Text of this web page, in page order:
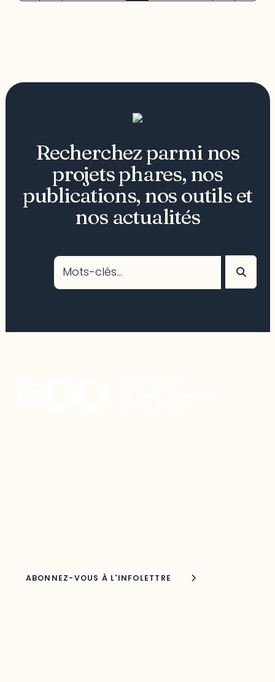
Recherchez parmi nos
projets phares, nos
publications, nos outils et
nos actualités